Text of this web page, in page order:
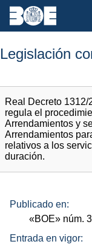
Legislación
Real Decreto
regula el
Arrendamientos y
Arrendamientos
relativos a los
duración.
Publicado en:
«BOE» núm.
Entrada en vigor: